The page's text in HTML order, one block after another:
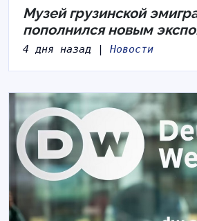
Музей грузинской
пополнился новым
4 дня назад | Новости